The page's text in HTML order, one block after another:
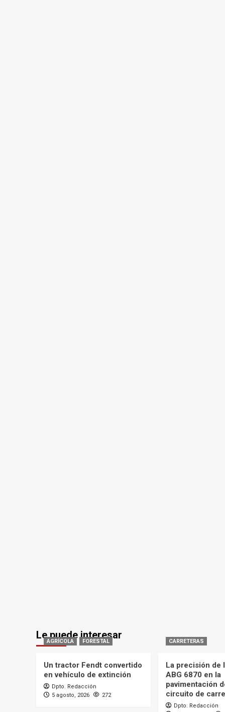
Le puede interesar
AGRÍCOLA FORESTAL
Un tractor Fendt convertido
en vehículo de extinción
Dpto. Redacción
5 agosto, 2026
272
CARRETERAS
La precisión de
ABG 6870 en la
pavimentación
circuito de
Dpto. Redacción